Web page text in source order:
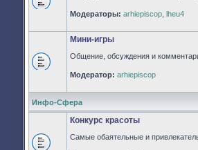
Нет
непрочитанных
Модераторы: arhiepiscop lheu4
Нет
непрочитанных
Мини-игры
Общение, обсуждения и
Модератор: arhiepiscop
Инфо-Сфера
Конкурс красоты
Самые обаятельные и